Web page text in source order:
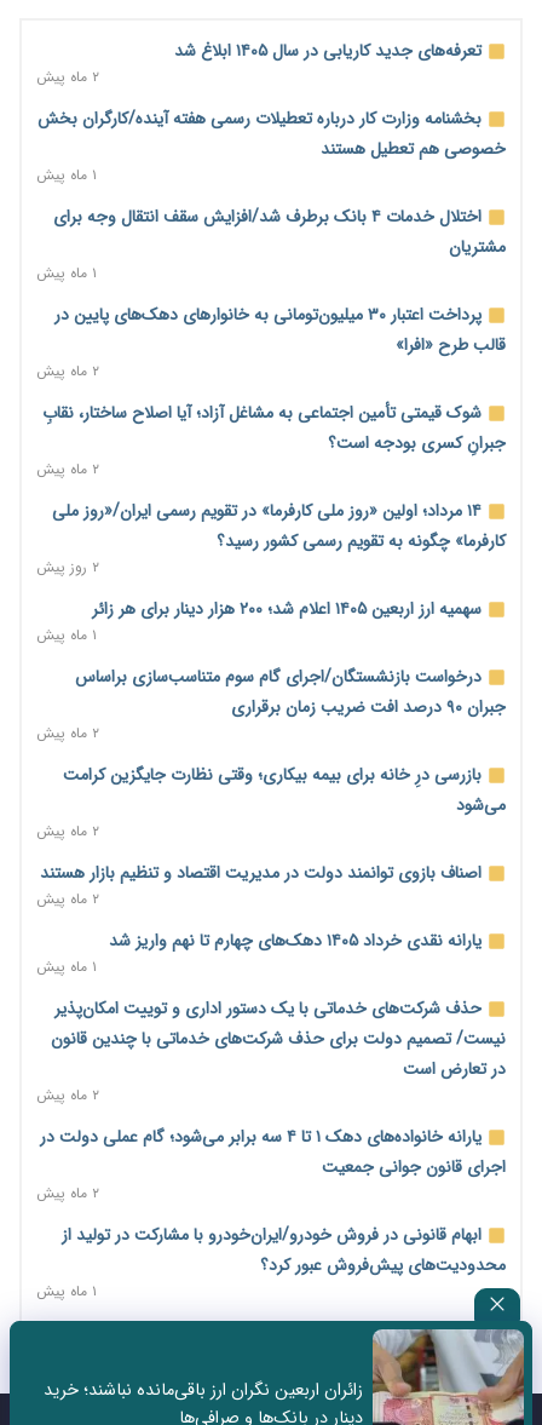
آغاز اجرای پایلوت «ردا کارت» برای دانشجویان تحصیلات تکمیلی
۲ روز پیش
محدودیت تازه برای شبکه بانکی؛ افزایش سپرده قانونی با هدف
کنترل تورم
۲ روز پیش
ترمز تولید خودرو کشیده شد؛ افت ۲۵ درصدی تیراژ ایران‌خودرو،
سایپا و پارس‌خودرو
۲ روز پیش
بنگاه‌داری بانک‌ها؛ مانع بزرگ خانه‌دار شدن مستأجران
نماینده مجلس: توسعه مرزهای زمینی به راهبرد تأمین کالاهای
اساسی تبدیل شود
خانه کارگر قزوین: شکاف دستمزد و هزینه معیشت هر روز عمیق‌تر
می‌شود
۲ روز پیش
رئیس سازمان امور مالیاتی: بلاگرهای پردرآمد مشمول پرداخت
مالیات هستند
۲ روز پیش
پیش‌بینی افزایش تولید برنج؛ نیاز وارداتی کشور به ۵۰۰ هزار تن
کاهش می‌یابد
۲ روز پیش
امضای تفاهم‌نامه تجاری ایران و پاکستان؛ هدف‌گذاری تجارت ۱۰
اختیارات جدید گمرکات برای تمدید ورود موقت کالا و خودرو تا
پایان شهریور ابلاغ شد
۲ روز پیش
مرحله سیزدهم کالابرگ در سایه تورم؛ قدرت خرید یارانه یک‌میلیونی
۱۴ مرداد؛ اولین «روز ملی کارفرما» در تقویم رسمی ایران/«روز ملی
کارفرما» چگونه به تقویم رسمی کشور رسید؟
۲ روز پیش
سکه در یک قدمی ۱۸۵ میلیون تومان
۳ روز پیش
تعرفه‌های جدید کاریابی در سال ۱۴۰۵ ابلاغ شد
۲ ماه پیش
بخشنامه وزارت کار درباره تعطیلات رسمی هفته آینده/کارگران بخش
خصوصی هم تعطیل هستند
۱ ماه پیش
اختلال خدمات ۴ بانک برطرف شد/افزایش سقف انتقال وجه برای
مشتریان
۱ ماه پیش
پرداخت اعتبار ۳۰ میلیون‌تومانی به خانوارهای دهک‌های پایین در
قالب طرح «افرا»
۲ ماه پیش
شوک قیمتی تأمین اجتماعی به مشاغل آزاد؛ آیا اصلاح ساختار، نقابِ
جبرانِ کسری بودجه است؟
۲ ماه پیش
۱۴ مرداد؛ اولین «روز ملی کارفرما» در تقویم رسمی ایران/«روز ملی
کارفرما» چگونه به تقویم رسمی کشور رسید؟
۲ روز پیش
سهمیه ارز اربعین ۱۴۰۵ اعلام شد؛ ۲۰۰ هزار دینار برای هر زائر
۱ ماه پیش
درخواست بازنشستگان/اجرای گام سوم متناسب‌سازی براساس
جبران ۹۰ درصد افت ضریب زمان برقراری
۲ ماه پیش
بازرسی درِ خانه برای بیمه بیکاری؛ وقتی نظارت جایگزین کرامت
می‌شود
۲ ماه پیش
اصناف بازوی توانمند دولت در مدیریت اقتصاد و تنظیم بازار هستند
۲ ماه پیش
یارانه نقدی خرداد ۱۴۰۵ دهک‌های چهارم تا نهم واریز شد
۱ ماه پیش
حذف شرکت‌های خدماتی با یک دستور اداری و توییت امکان‌پذیر
نیست/ تصمیم دولت برای حذف شرکت‌های خدماتی با چندین قانون
در تعارض است
۲ ماه پیش
یارانه خانواده‌های دهک ۱ تا ۴ سه برابر می‌شود؛ گام عملی دولت در
اجرای قانون جوانی جمعیت
۲ ماه پیش
ابهام قانونی در فروش خودرو/ایران‌خودرو با مشارکت در تولید از
محدودیت‌های پیش‌فروش عبور کرد؟
۱ ماه پیش
سه نماد جدید اخزا در فرابورس پذیرش شد
ثبت نادرست عنوان شغلی، کارگر و کارفرما را با جریمه و شکایت
زائران اربعین نگران ارز باقی‌مانده نباشند؛ خرید
دینار در بانک‌ها و صرافی‌ها